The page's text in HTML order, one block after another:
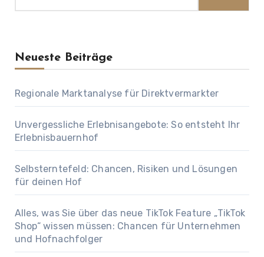
Neueste Beiträge
Regionale Marktanalyse für Direktvermarkter
Unvergessliche Erlebnisangebote: So entsteht Ihr
Erlebnisbauernhof
Selbsterntefeld: Chancen, Risiken und Lösungen
für deinen Hof
Alles, was Sie über das neue TikTok Feature „TikTok
Shop“ wissen müssen: Chancen für Unternehmen
und Hofnachfolger